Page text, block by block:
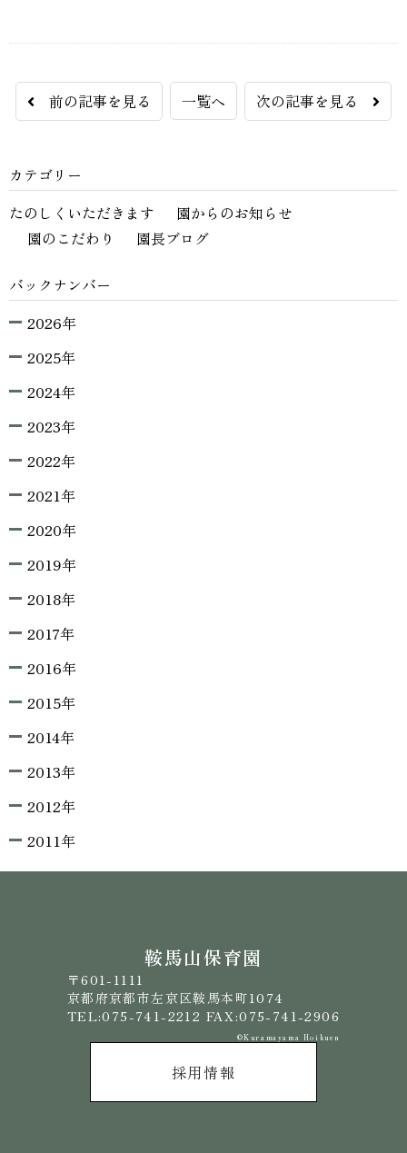
前の記事を見る 一覧へ 次の記事を見る
カテゴリー
たのしくいただきます
園からのお知らせ
園のこだわり
園長ブログ
バックナンバー
2026年
2025年
2024年
2023年
2022年
2021年
2020年
2019年
2018年
2017年
2016年
2015年
2014年
2013年
2012年
2011年
鞍馬山保育園
〒601-1111
京都府京都市左京区鞍馬本町1074
TEL:075-741-2212 FAX:075-741-2906
©️Kuramayama Hoikuen
採用情報